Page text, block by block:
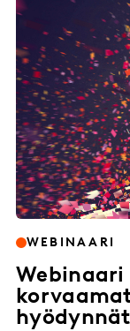
WEBINAARI
Webinaari